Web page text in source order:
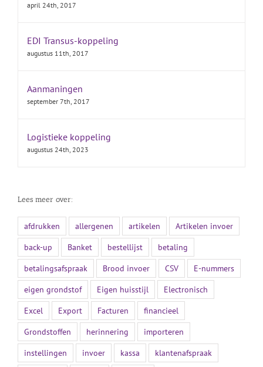
april 24th, 2017
EDI Transus-koppeling
augustus 11th, 2017
Aanmaningen
september 7th, 2017
Logistieke koppeling
augustus 24th, 2023
Lees meer over:
afdrukken allergenen artikelen
Artikelen invoer
back-up
Banket bestellijst
betaling
betalingsafspraak
Brood invoer CSV
E-nummers
eigen grondstof
Eigen huisstijl
Electronisch
Excel
Export Facturen
financieel
Grondstoffen
herinnering
importeren
instellingen
invoer kassa klantenafspraak